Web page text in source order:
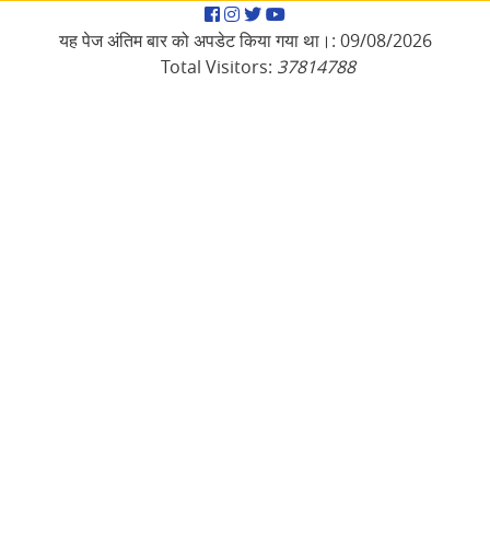
Facebook
Instagram
Twitter
YouTube
यह पेज अंतिम बार को अपडेट किया गया था।: 09/08/2026
Total Visitors: 37814788